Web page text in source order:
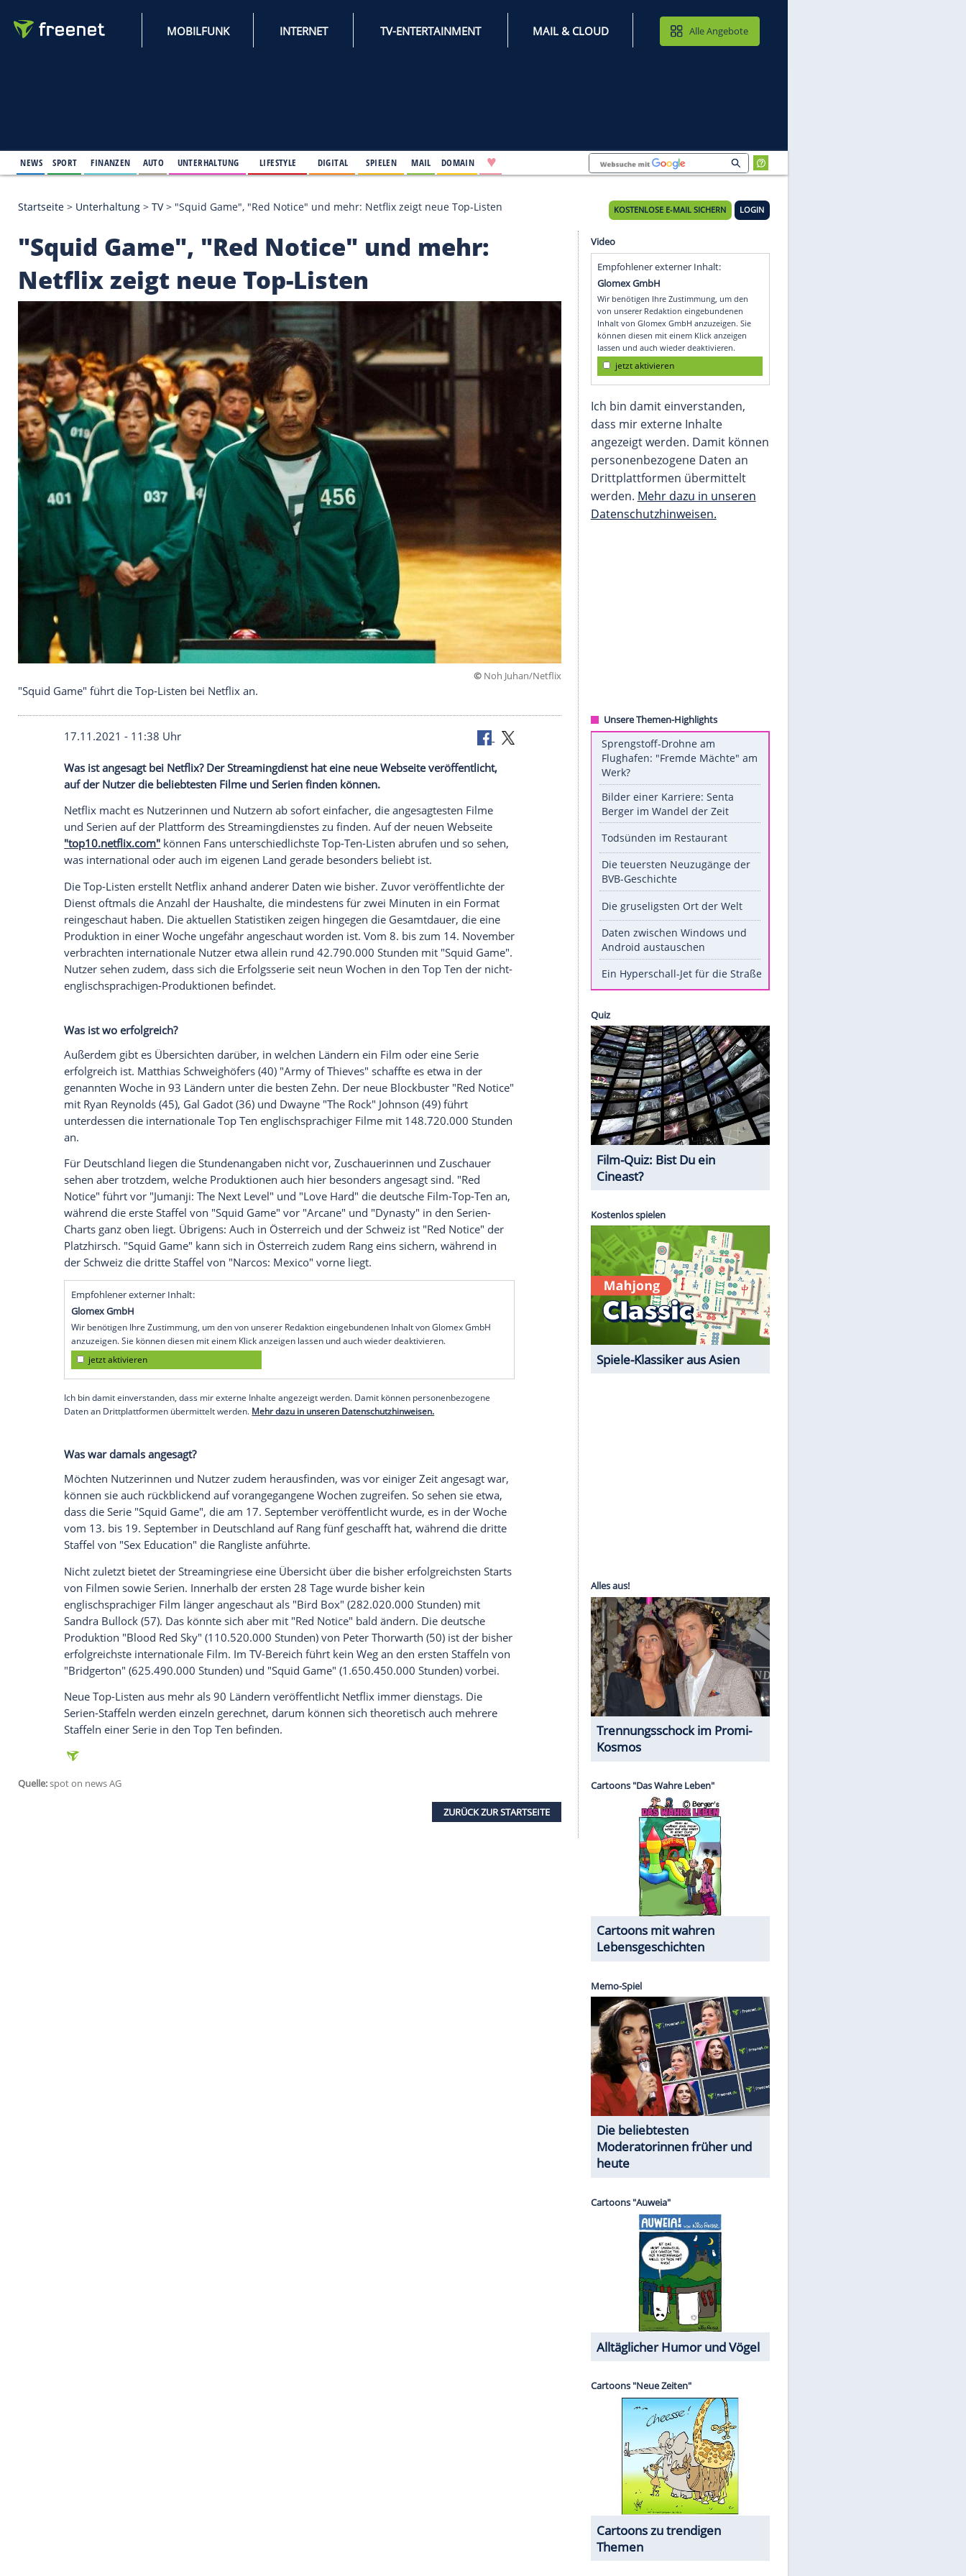
MOBILFUNK INTERNET TV-ENTERTAINMENT MAIL & CLOUD
KOSTENLOSE E-MAIL SICHERN
Startseite >Unterhaltung >TV >"Squid Game", "Red Notice" und mehr: Netflix zeigt neue Top-Listen
"Squid Game", "Red Notice" und mehr:
Netflix zeigt neue Top-Listen
© Noh Juhan/Netflix
"Squid Game" führt die Top-Listen bei Netflix an.
17.11.2021 - 11:38 Uhr
Was ist angesagt beiNetflix? DerStreamingdienst hat eine neue Webseite
veröffentlicht,
auf der Nutzer die beliebtesten Filme und Serien finden können.
Netflixmacht es Nutzerinnen und Nutzern ab sofort einfacher, die angesagtesten Filme
und Serien auf der Plattform des
Webseite
können Fans unterschiedlichste Top-Ten-Listen abrufen und so sehen,
was international oder auch im eigenen Land gerade besonders beliebt ist.
Die Top-Listen erstelltNetflixanhand anderer Daten wie bisher. Zuvor veröffentlichte der
Dienst oftmals die Anzahl der Haushalte, die mindestens für zwei Minuten in ein Format
reingeschaut haben. Die aktuellen Statistiken zeigen hingegen die Gesamtdauer, die eine
Produktion in einer Woche ungefähr angeschaut worden ist. Vom 8. bis zum 14. November
verbrachten internationale Nutzer etwa allein rund 42.790.000 Stunden mit "
Game".
Nutzer sehen zudem, dass sich die Erfolgsserie seit neun Wochen in den Top Ten der nicht-
englischsprachigen-Produktionen befindet.
Was ist wo erfolgreich?
Außerdem gibt es Übersichten darüber, in welchen Ländern ein Film oder eine Serie
erfolgreich ist.Matthias Schweighöfers
(40) "Army of Thieves" schaffte es etwa in der
genannten Woche in 93 Ländern unter die besten Zehn. Der neue Blockbuster "Red Notice"
mitRyan Reynolds(45),Gal Gadot(36) undDwayne "The Rock" Johnson
unterdessen die internationale Top Ten englischsprachiger Filme mit 148.720.000 Stunden
an.
FürDeutschlandliegen die Stundenangaben nicht vor, Zuschauerinnen und Zuschauer
sehen aber trotzdem, welche Produktionen auch hier besonders angesagt sind. "Red
Notice" führt vor "Jumanji: The Next Level" und "Love Hard" die deutsche Film-Top-Ten an,
während die erste Staffel von " Game" vor "Arcane" und "Dynasty" in den Serien-
Charts ganz oben liegt. Übrigens: Auch inÖsterreichund derSchweizist "Red Notice" der
Platzhirsch. "SquidGame" kann sich inÖsterreichzudem Rang eins sichern, während in
derSchweizdie dritte Staffel von "Narcos : Mexico" vorne liegt.
Glomex GmbH
Wir benötigen Ihre Zustimmung, um den von unserer Redaktion eingebundenen Inhalt von Glomex GmbH
anzuzeigen. Sie können diesen mit einem Klick anzeigen lassen und auch wieder deaktivieren.
jetzt aktivieren
Ich bin damit einverstanden, dass mir externe Inhalte angezeigt werden. Damit können personenbezogene
Daten an Drittplattformen übermittelt werden.Mehr dazu in unseren Datenschutzhinweisen.
Was war damals angesagt?
Möchten Nutzerinnen und Nutzer zudem herausfinden, was vor einiger Zeit angesagt war,
können sie auch rückblickend auf vorangegangene Wochen zugreifen. So sehen sie etwa,
Game", die am 17. September veröffentlicht wurde, es in der Woche
auf Rang fünf geschafft hat, während die dritte
erfolgreichste internationale Film. Im TV-Bereich führt kein Weg an den ersten Staffeln von
Game" (1.650.450.000 Stunden) vorbei.
Serien-Staffeln werden einzeln gerechnet, darum können sich theoretisch auch mehrere
ZURÜCK ZUR STARTSEITE
Empfohlener externer Inhalt:
Glomex GmbH
Wir benötigen Ihre Zustimmung, um den
von unserer Redaktion eingebundenen
Inhalt von Glomex GmbH anzuzeigen. Sie
können diesen mit einem Klick anzeigen
jetzt aktivieren
Ich bin damit einverstanden,
dass mir externe Inhalte
Unsere Themen-Highlights
Sprengstoff-Drohne am
Flughafen: "Fremde Mächte" am
Werk?
Bilder einer Karriere: Senta
Berger im Wandel der Zeit
Die teuersten Neuzugänge der
BVB-Geschichte
Die gruseligsten Ort der Welt
Daten zwischen Windows und
Android austauschen
Quiz
Spiele-Klassiker aus Asien
Alles aus!
Trennungsschock im Promi-
Kosmos
Cartoons "Das Wahre Leben"
Cartoons mit wahren
Lebensgeschichten
Die beliebtesten